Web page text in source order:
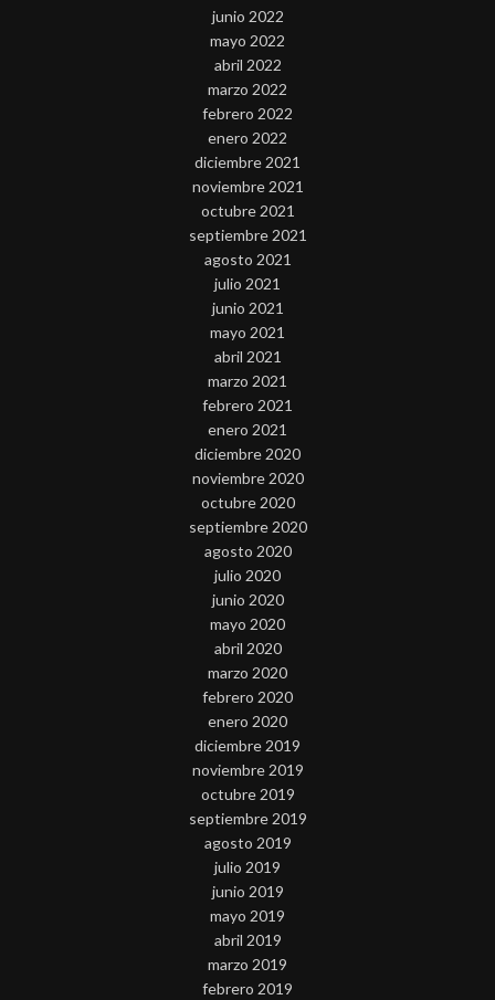
junio 2022
mayo 2022
abril 2022
marzo 2022
febrero 2022
enero 2022
diciembre 2021
noviembre 2021
octubre 2021
septiembre 2021
agosto 2021
julio 2021
junio 2021
mayo 2021
abril 2021
marzo 2021
febrero 2021
enero 2021
diciembre 2020
noviembre 2020
octubre 2020
septiembre 2020
agosto 2020
julio 2020
junio 2020
mayo 2020
abril 2020
marzo 2020
febrero 2020
enero 2020
diciembre 2019
noviembre 2019
octubre 2019
septiembre 2019
agosto 2019
julio 2019
junio 2019
mayo 2019
abril 2019
marzo 2019
febrero 2019